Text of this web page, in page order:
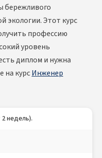
бережливого
экологии. Этот курс
профессию
уровень
диплом и нужна
на курсИнженер
недель).